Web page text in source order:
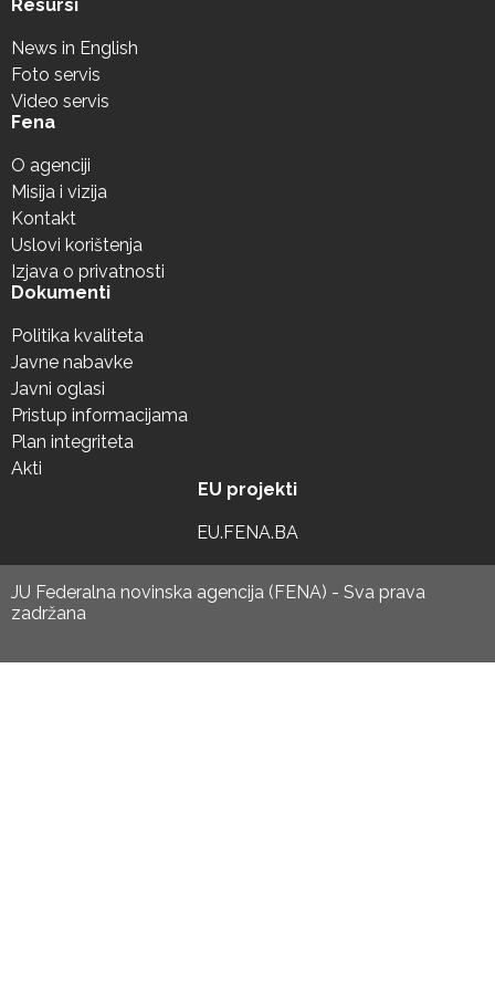
Resursi
News in English
Foto servis
Video servis
Fena
O agenciji
Misija i vizija
Kontakt
Uslovi korištenja
Izjava o privatnosti
Dokumenti
Politika kvaliteta
Javne nabavke
Javni oglasi
Pristup informacijama
Plan integriteta
Akti
EU projekti
EU.FENA.BA
JU Federalna novinska agencija (FENA) - Sva prava
zadržana